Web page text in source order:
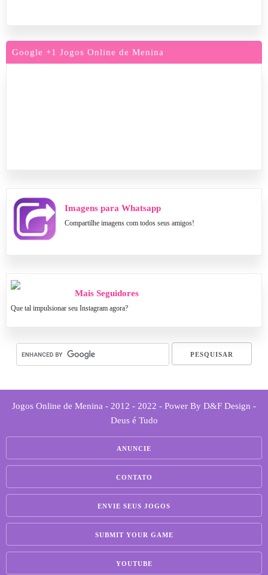
Google +1 Jogos Online de Menina
Imagens para Whatsapp
Compartilhe imagens com todos seus amigos!
Mais Seguidores
Que tal impulsionar seu Instagram agora?
Jogos Online de Menina - 2012 - 2022 - Power By D&F Design -
Deus é Tudo
ANUNCIE
CONTATO
ENVIE SEUS JOGOS
SUBMIT YOUR GAME
YOUTUBE